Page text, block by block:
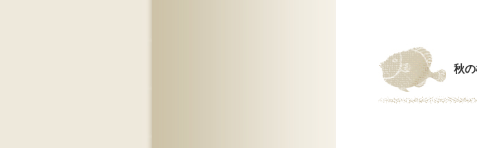
秋の